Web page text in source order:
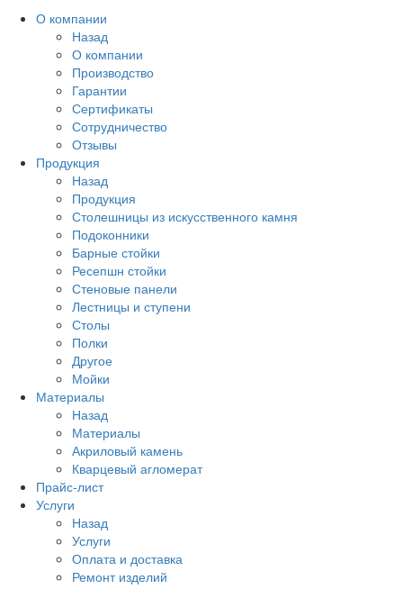
О компании
Назад
О компании
Производство
Гарантии
Сертификаты
Сотрудничество
Отзывы
Продукция
Назад
Продукция
Столешницы из искусственного камня
Подоконники
Барные стойки
Ресепшн стойки
Стеновые панели
Лестницы и ступени
Столы
Полки
Другое
Мойки
Материалы
Назад
Материалы
Акриловый камень
Кварцевый агломерат
Прайс-лист
Услуги
Назад
Услуги
Оплата и доставка
Ремонт изделий